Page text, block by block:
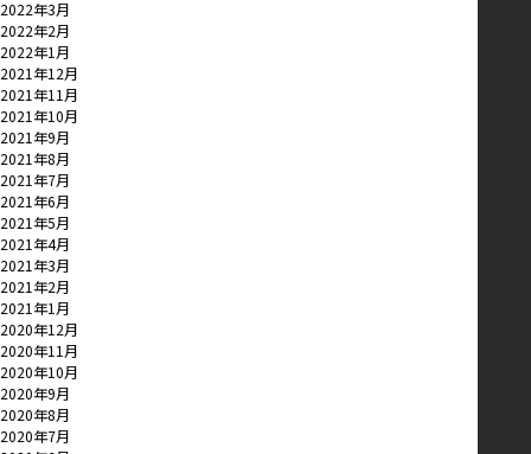
2022年3月
2022年2月
2022年1月
2021年12月
2021年11月
2021年10月
2021年9月
2021年8月
2021年7月
2021年6月
2021年5月
2021年4月
2021年3月
2021年2月
2021年1月
2020年12月
2020年11月
2020年10月
2020年9月
2020年8月
2020年7月